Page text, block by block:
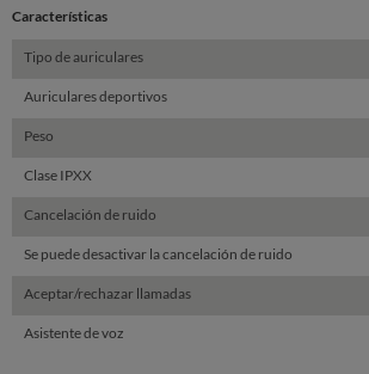
Características
Tipo de auriculares
Auriculares deportivos
Peso
Clase IPXX
Cancelación de ruido
Se puede desactivar la cancelación de ruido
Aceptar/rechazar llamadas
Asistente de voz